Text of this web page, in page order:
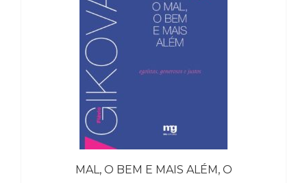
MAL, O BEM E MAIS ALÉM, O